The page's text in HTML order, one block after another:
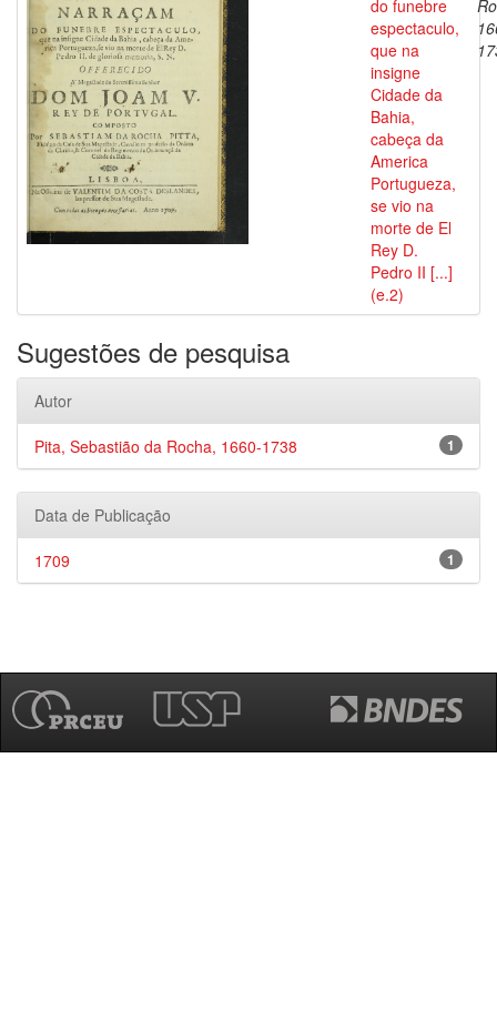
do funebre
espectaculo,
que na
insigne
Cidade da
Bahia,
cabeça da
America
Portugueza,
se vio na
morte de El
Rey D.
Pedro II [...]
(e.2)
Sugestões de pesquisa
Autor
1
Pita, Sebastião da Rocha, 1660-1738
Data de Publicação
1
1709